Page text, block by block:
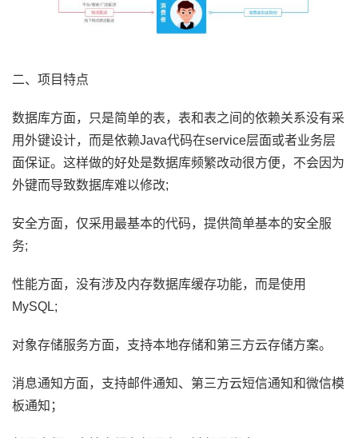
二、项目特点
数据库方面，只是简单的表，表和表之间的依赖关系没有采
用外键设计，而是依赖Java代码在service层面或者业务层
面保证。这样做的好处是数据库频繁改动很方便，不会因为
外键而导致数据库难以修改;
安全方面，仅采用最基本的代码，提供简单基本的安全服
务;
性能方面，没有涉及内存数据库缓存功能，而是使用
MySQL;
对象存储服务方面，支持本地存储和第三方云存储方案。
消息通知方面，支持邮件通知、第三方云短信通知和微信模
板通知；